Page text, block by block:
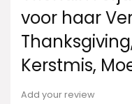
voor haar
Kerstmis,
Add your review